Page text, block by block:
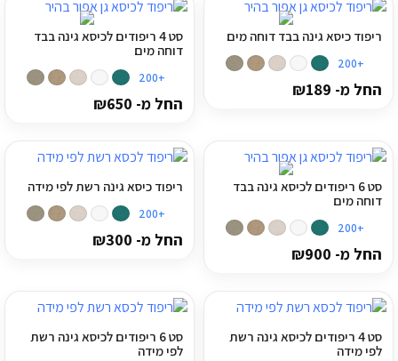
ריפוד כיסא גינה בבד דוחה מים
+200
החל מ- ₪189
סט 4 ריפודים לכיסא גינה בבד
דוחה מים
+200
החל מ- ₪650
סט 6 ריפודים לכיסא גינה בבד
דוחה מים
+200
החל מ- ₪900
ריפוד כיסא גינה רשת לפי מידה
+200
החל מ- ₪300
סט 4 ריפודים לכיסא גינה רשת
לפי מידה
סט 6 ריפודים לכיסא גינה רשת
לפי מידה